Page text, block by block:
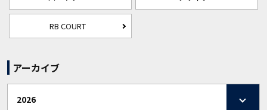
RB COURT
アーカイブ
2026